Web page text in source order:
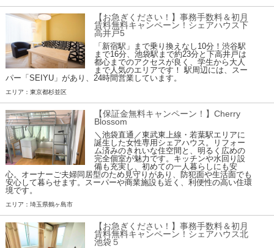
【お急ぎください！】事務手数料＆初月
賃料無料キャンペーン！シェアハウス下
高井戸5
「新宿駅」まで乗り換えなし10分！渋谷駅
まで16分、池袋駅まで約23分と下高井戸は
都心までのアクセスが良く、学生から大人
まで人気のエリアです！ 駅周辺には、スー
パー「SEIYU」があり、24時間営業しています。
エリア：東京都杉並区
【保証金無料キャンペーン！】Cherry
Blossom
＼池袋直通／東武東上線・若葉駅エリアに
誕生した女性専用シェアハウス。リフォー
ム済みのきれいな住空間と、明るく広めの
完全個室が魅力です。キッチンや水回り設
備も充実し、初めての一人暮らしにも安
心。オーナーご夫婦同居型のため見守りがあり、防犯面や生活面でも
安心して暮らせます。スーパーや商業施設も近く、利便性の高い住環
境です。
エリア：埼玉県鶴ヶ島市
【お急ぎください！】事務手数料＆初月
賃料無料キャンペーン！シェアハウス北
池袋５